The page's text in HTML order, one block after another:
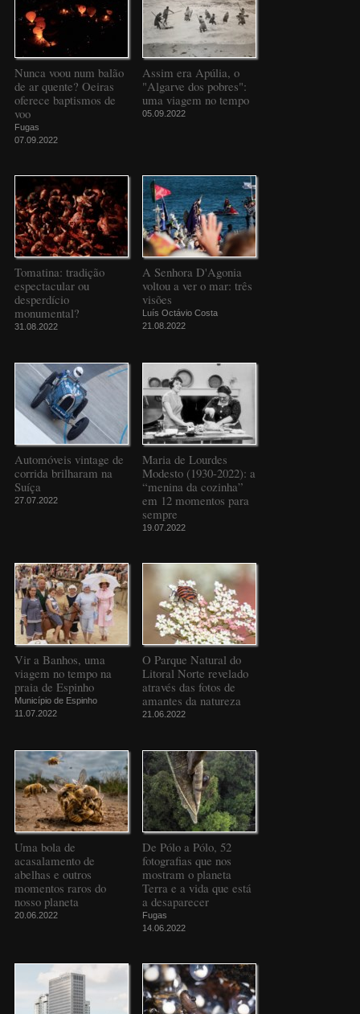
Nunca voou num balão
de ar quente? Oeiras
oferece baptismos de
voo
Fugas
07.09.2022
Assim era Apúlia, o
"Algarve dos pobres":
uma viagem no tempo
05.09.2022
Tomatina: tradição
espectacular ou
desperdício
monumental?
31.08.2022
A Senhora D'Agonia
voltou a ver o mar: três
visões
Luís Octávio Costa
21.08.2022
Automóveis vintage de
corrida brilharam na
Suíça
27.07.2022
Maria de Lourdes
Modesto (1930-2022): a
“menina da cozinha”
em 12 momentos para
sempre
19.07.2022
Vir a Banhos, uma
viagem no tempo na
praia de Espinho
Município de Espinho
11.07.2022
O Parque Natural do
Litoral Norte revelado
através das fotos de
amantes da natureza
21.06.2022
Uma bola de
acasalamento de
abelhas e outros
momentos raros do
nosso planeta
20.06.2022
De Pólo a Pólo, 52
fotografias que nos
mostram o planeta
Terra e a vida que está
a desaparecer
Fugas
14.06.2022